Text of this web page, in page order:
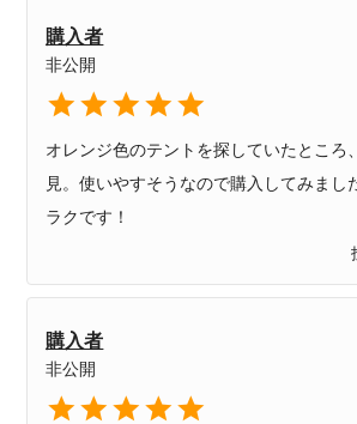
購入者
非公開
オレンジ色のテントを探していたところ
見。使いやすそうなので購入してみまし
ラクです！
購入者
非公開